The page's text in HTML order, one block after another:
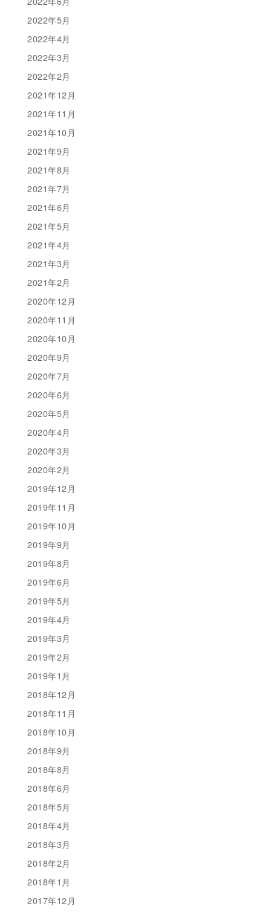
2022年5月
2022年4月
2022年3月
2022年2月
2021年12月
2021年11月
2021年10月
2021年9月
2021年8月
2021年7月
2021年6月
2021年5月
2021年4月
2021年3月
2021年2月
2020年12月
2020年11月
2020年10月
2020年9月
2020年7月
2020年6月
2020年5月
2020年4月
2020年3月
2020年2月
2019年12月
2019年11月
2019年10月
2019年9月
2019年8月
2019年6月
2019年5月
2019年4月
2019年3月
2019年2月
2019年1月
2018年12月
2018年11月
2018年10月
2018年9月
2018年8月
2018年6月
2018年5月
2018年4月
2018年3月
2018年2月
2018年1月
2017年12月